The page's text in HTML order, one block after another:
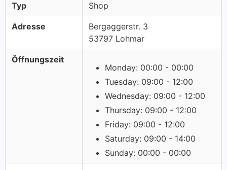
Typ Shop
Adresse
Bergaggerstr. 3
53797 Lohmar
Öffnungszeit
Monday: 00:00 - 00:00
Tuesday: 09:00 - 12:00
Wednesday: 09:00 - 12:00
Thursday: 09:00 - 12:00
Friday: 09:00 - 12:00
Saturday: 09:00 - 14:00
Sunday: 00:00 - 00:00